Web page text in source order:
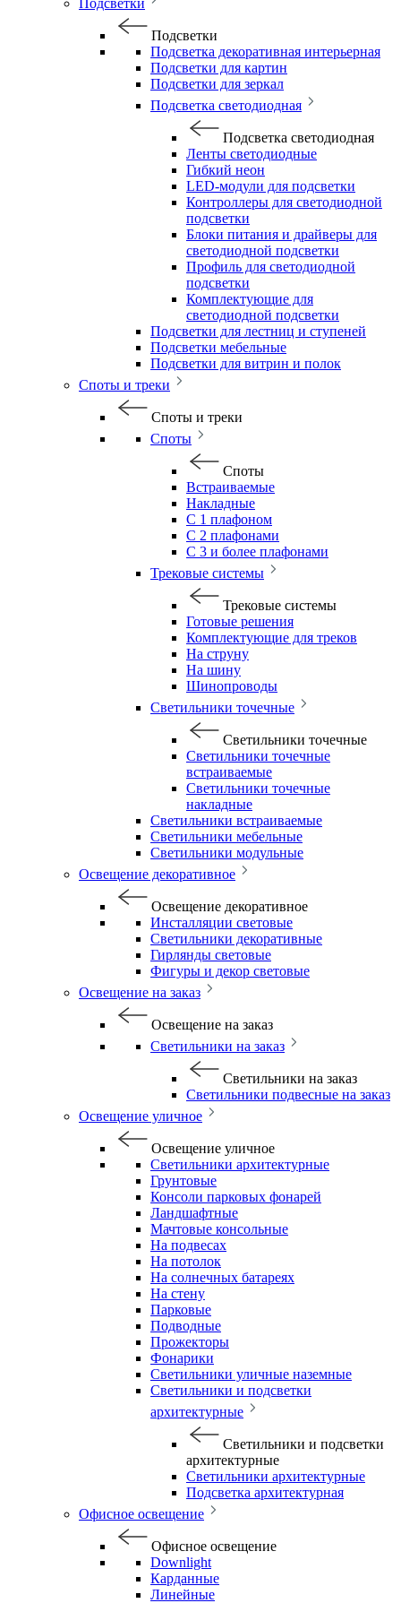
Подсветки
Подсветки
Подсветка декоративная интерьерная
Подсветки для картин
Подсветки для зеркал
Подсветка светодиодная
Подсветка светодиодная
Ленты светодиодные
Гибкий неон
LED-модули для подсветки
Контроллеры для светодиодной
подсветки
Блоки питания и драйверы для
светодиодной подсветки
Профиль для светодиодной
подсветки
Комплектующие для
светодиодной подсветки
Подсветки для лестниц и ступеней
Подсветки мебельные
Подсветки для витрин и полок
Споты и треки
Споты и треки
Споты
Споты
Встраиваемые
Накладные
С 1 плафоном
С 2 плафонами
С 3 и более плафонами
Трековые системы
Трековые системы
Готовые решения
Комплектующие для треков
На струну
На шину
Шинопроводы
Светильники точечные
Светильники точечные
Светильники точечные
встраиваемые
Светильники точечные
накладные
Светильники встраиваемые
Светильники мебельные
Светильники модульные
Освещение декоративное
Освещение декоративное
Инсталляции световые
Светильники декоративные
Гирлянды световые
Фигуры и декор световые
Освещение на заказ
Освещение на заказ
Светильники на заказ
Светильники на заказ
Светильники подвесные на заказ
Освещение уличное
Освещение уличное
Светильники архитектурные
Грунтовые
Консоли парковых фонарей
Ландшафтные
Мачтовые консольные
На подвесах
На потолок
На солнечных батареях
На стену
Парковые
Подводные
Прожекторы
Фонарики
Светильники уличные наземные
Светильники и подсветки
архитектурные
Светильники и подсветки
архитектурные
Светильники архитектурные
Подсветка архитектурная
Офисное освещение
Офисное освещение
Downlight
Карданные
Линейные